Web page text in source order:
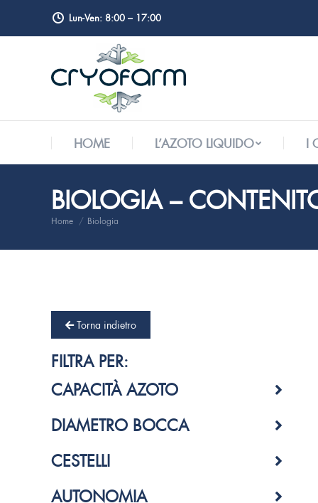
Lun-Ven: 8:00 – 17:00
HOME L’AZOTO LIQUIDO I
BIOLOGIA –
Tu sei qui:
Home Biologia
Torna indietro
FILTRA PER:
CAPACITÀ AZOTO
DIAMETRO BOCCA
CESTELLI
AUTONOMIA
HOME L’AZOTO LIQUIDO